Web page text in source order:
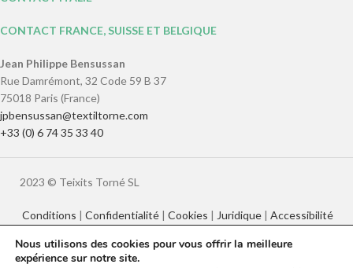
CONTACT FRANCE, SUISSE ET BELGIQUE
Jean Philippe Bensussan
Rue Damrémont, 32 Code 59 B 37
75018 Paris (France)
jpbensussan@textiltorne.com
+33 (0) 6 74 35 33 40
2023 © Teixits Torné SL
Conditions | Confidentialité| Cookies | Juridique| Accessibilité
Nous utilisons des cookies pour vous offrir la meilleure
expérience sur notre site.
Català English